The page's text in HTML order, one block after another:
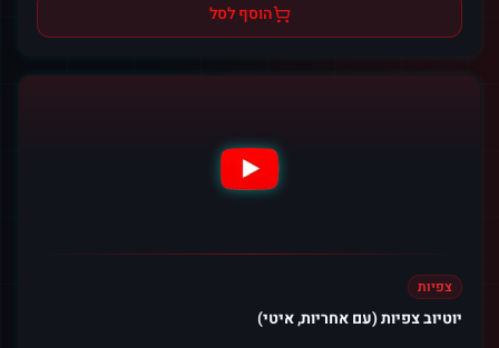
הוסף לסל
צפיות
יוטיוב צפיות (עם אחריות, איטי)